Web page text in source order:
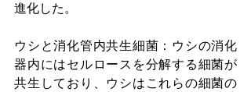
進化した。
ウシと消化管内共生細菌：ウシの消化
器内にはセルロースを分解する細菌が
共生しており、ウシはこれらの細菌の